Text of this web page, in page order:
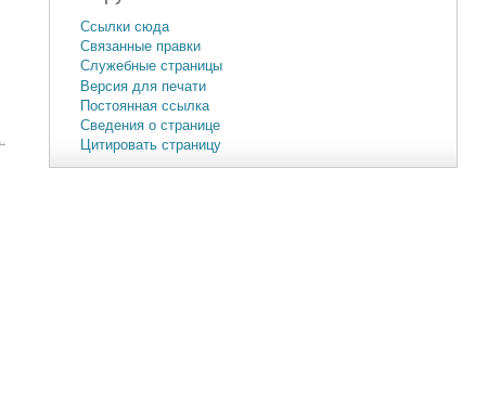
Ссылки сюда
Связанные правки
Служебные страницы
Версия для печати
Постоянная ссылка
Сведения о странице
Цитировать страницу